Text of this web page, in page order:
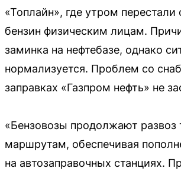
«Топлайн», где утром перестали
бензин физическим лицам.
заминка на нефтебазе, однако
нормализуется. Проблем со
заправках «Газпром нефть» не
«Бензовозы продолжают развоз
маршрутам, обеспечивая
на автозаправочных станциях.